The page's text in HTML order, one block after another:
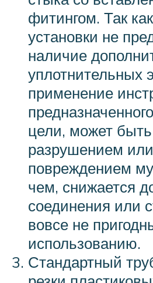
фитингом. Так
установки не
наличие
уплотнительных
применение
цели, может
разрушением или
повреждением
чем, снижается
соединения или
вовсе не
использованию.
Стандартный